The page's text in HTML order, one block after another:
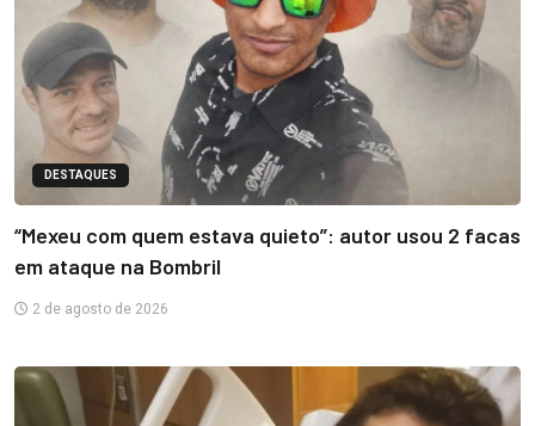
DESTAQUES
“Mexeu com quem estava quieto”: autor usou 2 facas
em ataque na Bombril
2 de agosto de 2026